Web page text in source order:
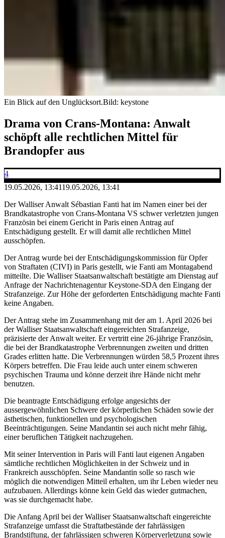
Ein Blick auf den Unglücksort.Bild: keystone
Drama von Crans-Montana: Anwalt
schöpft alle rechtlichen Mittel für
Brandopfer aus
4
19.05.2026, 13:4119.05.2026, 13:41
Der Walliser Anwalt Sébastian Fanti hat im Namen einer bei der
Brandkatastrophe von Crans-Montana VS schwer verletzten jungen
Französin bei einem Gericht in Paris einen Antrag auf
Entschädigung gestellt. Er will damit alle rechtlichen Mittel
ausschöpfen.
Der Antrag wurde bei der Entschädigungskommission für Opfer
von Straftaten (CIVI) in Paris gestellt, wie Fanti am Montagabend
mitteilte. Die Walliser Staatsanwaltschaft bestätigte am Dienstag auf
Anfrage der Nachrichtenagentur Keystone-SDA den Eingang der
Strafanzeige. Zur Höhe der geforderten Entschädigung machte Fanti
keine Angaben.
Der Antrag stehe im Zusammenhang mit der am 1. April 2026 bei
der Walliser Staatsanwaltschaft eingereichten Strafanzeige,
präzisierte der Anwalt weiter. Er vertritt eine 26-jährige Französin,
die bei der Brandkatastrophe Verbrennungen zweiten und dritten
Grades erlitten hatte. Die Verbrennungen würden 58,5 Prozent ihres
Körpers betreffen. Die Frau leide auch unter einem schweren
psychischen Trauma und könne derzeit ihre Hände nicht mehr
benutzen.
Die beantragte Entschädigung erfolge angesichts der
aussergewöhnlichen Schwere der körperlichen Schäden sowie der
ästhetischen, funktionellen und psychologischen
Beeinträchtigungen. Seine Mandantin sei auch nicht mehr fähig,
einer beruflichen Tätigkeit nachzugehen.
Mit seiner Intervention in Paris will Fanti laut eigenen Angaben
sämtliche rechtlichen Möglichkeiten in der Schweiz und in
Frankreich ausschöpfen. Seine Mandantin solle so rasch wie
möglich die notwendigen Mitteil erhalten, um ihr Leben wieder neu
aufzubauen. Allerdings könne kein Geld das wieder gutmachen,
was sie durchgemacht habe.
Die Anfang April bei der Walliser Staatsanwaltschaft eingereichte
Strafanzeige umfasst die Straftatbestände der fahrlässigen
Brandstiftung, der fahrlässigen schweren Körperverletzung sowie